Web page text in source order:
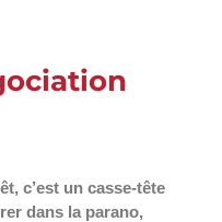
c’est un casse-tête
dans la parano,